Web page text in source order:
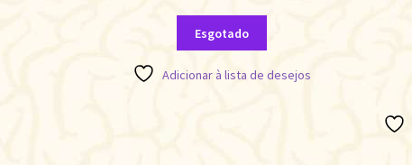
Esgotado
Adicionar à lista de desejos